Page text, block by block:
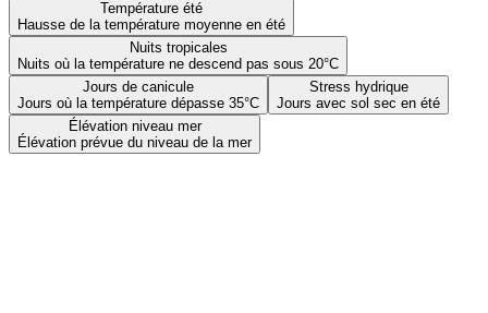
Température été
Hausse de la température moyenne en été
Nuits tropicales
Nuits où la température ne descend pas sous 20°C
Jours de canicule
Jours où la température dépasse 35°C
Stress hydrique
Jours avec sol sec en été
Élévation niveau mer
Élévation prévue du niveau de la mer